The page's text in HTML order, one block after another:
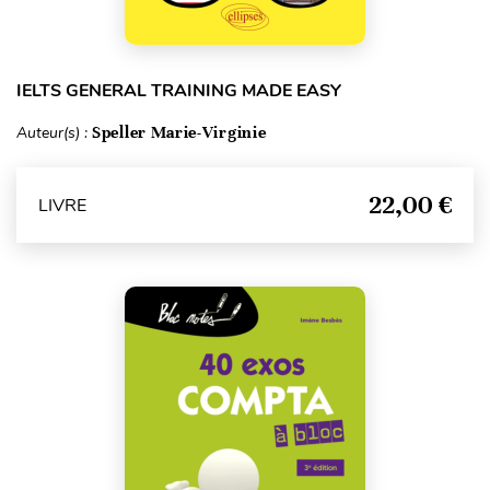
IELTS GENERAL TRAINING MADE EASY
Auteur(s) : Speller Marie-Virginie
LIVRE 22,00 €